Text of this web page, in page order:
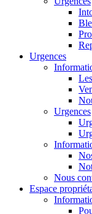
Urgences
Urgences
Nous
Espace